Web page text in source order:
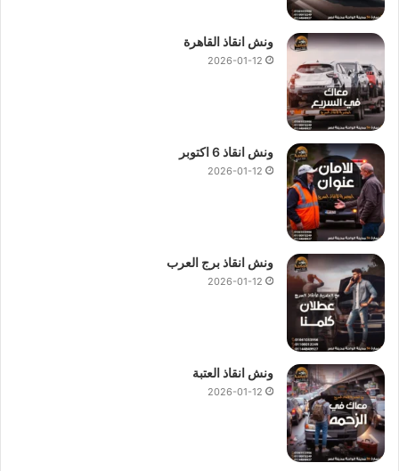
ونش انقاذ القاهرة
2026-01-12
ونش انقاذ 6 اكتوبر
2026-01-12
ونش انقاذ برج العرب
2026-01-12
ونش انقاذ العتبة
2026-01-12